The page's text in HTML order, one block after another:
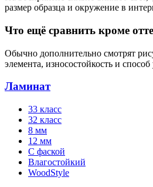
размер образца и окружение в
Что ещё сравнить кроме
Обычно дополнительно смотрят
элемента, износостойкость и способ
Ламинат
33 класс
32 класс
8 мм
12 мм
С фаской
Влагостойкий
WoodStyle